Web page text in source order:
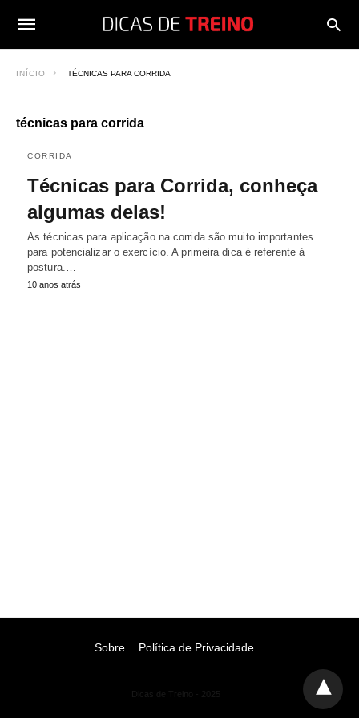
INÍCIO TÉCNICAS PARA CORRIDA
técnicas para corrida
CORRIDA
Técnicas para Corrida, conheça
algumas delas!
As técnicas para aplicação na corrida são muito importantes
para potencializar o exercício. A primeira dica é referente à
postura.…
10 anos atrás
Sobre Política de Privacidade
Dicas de Treino - 2025